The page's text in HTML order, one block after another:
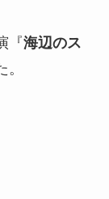
『海辺のス